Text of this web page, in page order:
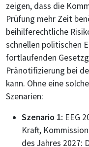
zeigen, dass die
Prüfung mehr Zeit
beihilferechtliche
schnellen politischen
fortlaufenden
Pränotifizierung bei
kann. Ohne eine
Szenarien:
Szenario 1: EEG
Kraft,
des Jahres 2027: